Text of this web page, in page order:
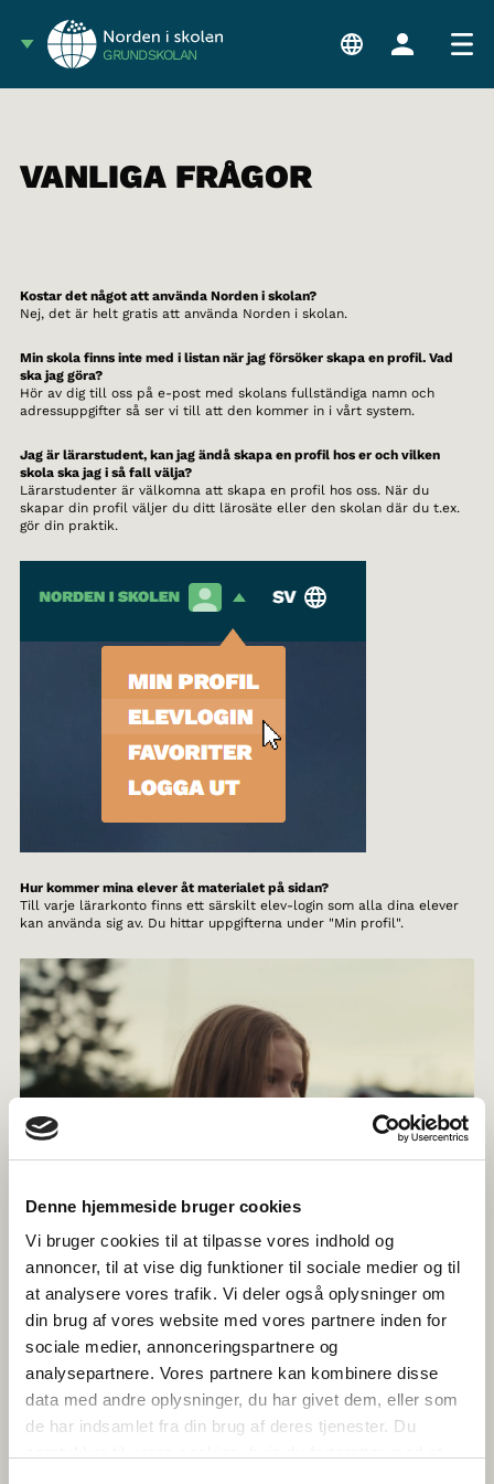
Denne hjemmeside bruger cookies
Vi bruger cookies til at tilpasse vores indhold og
annoncer, til at vise dig funktioner til sociale medier og til
at analysere vores trafik. Vi deler også oplysninger om
din brug af vores website med vores partnere inden for
sociale medier, annonceringspartnere og
analysepartnere. Vores partnere kan kombinere disse
data med andre oplysninger, du har givet dem, eller som
de har indsamlet fra din brug af deres tjenester. Du
GRUNDSKOLAN
VANLIGA FRÅGOR
Kostar det något att använda Norden i skolan?
Nej, det är helt gratis att använda Norden i skolan.
Min skola finns inte med i listan när jag försöker skapa en profil. Vad
ska jag göra?
Hör av dig till oss på e-post med skolans fullständiga namn och
adressuppgifter så ser vi till att den kommer in i vårt system.
Jag är lärarstudent, kan jag ändå skapa en profil hos er och vilken
skola ska jag i så fall välja?
Lärarstudenter är välkomna att skapa en profil hos oss. När du
skapar din profil väljer du ditt lärosäte eller den skolan där du t.ex.
gör din praktik.
Hur kommer mina elever åt materialet på sidan?
Till varje lärarkonto finns ett särskilt elev-login som alla dina elever
kan använda sig av. Du hittar uppgifterna under "Min profil".
Hur slår jag på undertexterna till filmerna?
Majoriteten av vårt filmmaterial har undertexter på flera språk.
Längst ner till höger i videospelaren finns ett kugghjul. Klicka på det
för att se vilka språk som undertexterna finns tillgängliga på och välj
det alternativ som passar dig.
Min skola har bytt namn/adress, vad ska jag göra?
Hör av dig till oss på e-post med skolans nya namn/adressuppgifter
så uppdaterar vi vårt system med de nya uppgifterna.
Du kan själv redigera vilken skola ditt konto är knutet till under "Min